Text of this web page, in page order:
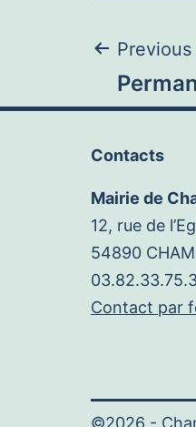
de
Contacts
Mairie de
12, rue de
54890
Contact par
©2026 -